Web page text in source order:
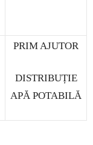
PRIM AJUTOR
DISTRIBUȚIE
APĂ POTABILĂ